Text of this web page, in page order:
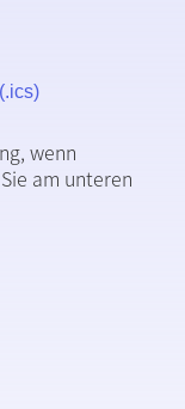
wenn
am unteren